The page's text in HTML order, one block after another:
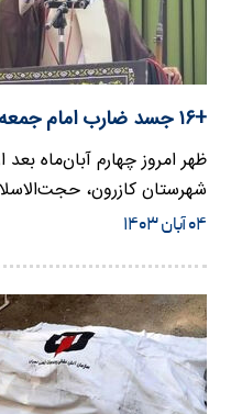
+۱۶ جسد ضارب امام جمعه کازرون+ویدئو
ظهر امروز چهارم آبان‌ماه بعد
شهرستان کازرون،
شهرستان مورد سوء…
۰۴ آبان ۱۴۰۳